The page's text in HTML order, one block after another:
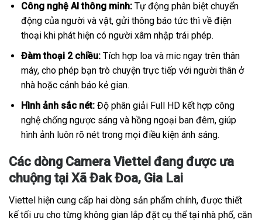
Công nghệ AI thông minh:Tự động phân biệt chuyển
động của người và vật, gửi thông báo tức thì về điện
thoại khi phát hiện có người xâm nhập trái phép.
Đàm thoại 2 chiều:Tích hợp loa và mic ngay trên thân
máy, cho phép bạn trò chuyện trực tiếp với người thân ở
nhà hoặc cảnh báo kẻ gian.
Hình ảnh sắc nét:Độ phân giải Full HD kết hợp công
nghệ chống ngược sáng và hồng ngoại ban đêm, giúp
hình ảnh luôn rõ nét trong mọi điều kiện ánh sáng.
Các dòng Camera Viettel đang được ưa
chuộng tại Xã Đak Đoa, Gia Lai
Viettel hiện cung cấp hai dòng sản phẩm chính, được thiết
kế tối ưu cho từng không gian lắp đặt cụ thể tại nhà phố, căn